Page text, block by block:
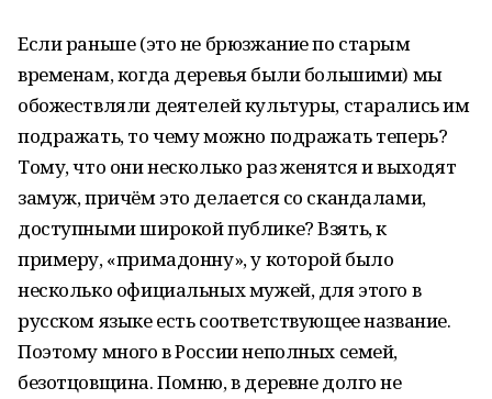
Если раньше (это не брюзжание по старым
временам, когда деревья были большими) мы
обожествляли деятелей культуры, старались им
подражать, то чему можно подражать теперь?
Тому, что они несколько раз женятся и выходят
замуж, причём это делается со скандалами,
доступными широкой публике? Взять, к
примеру, «примадонну», у которой было
несколько официальных мужей, для этого в
русском языке есть соответствующее название.
Поэтому много в России неполных семей,
безотцовщина. Помню, в деревне долго не